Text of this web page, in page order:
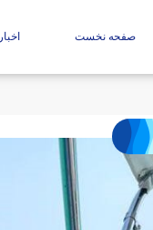
صفحه نخست اخبار